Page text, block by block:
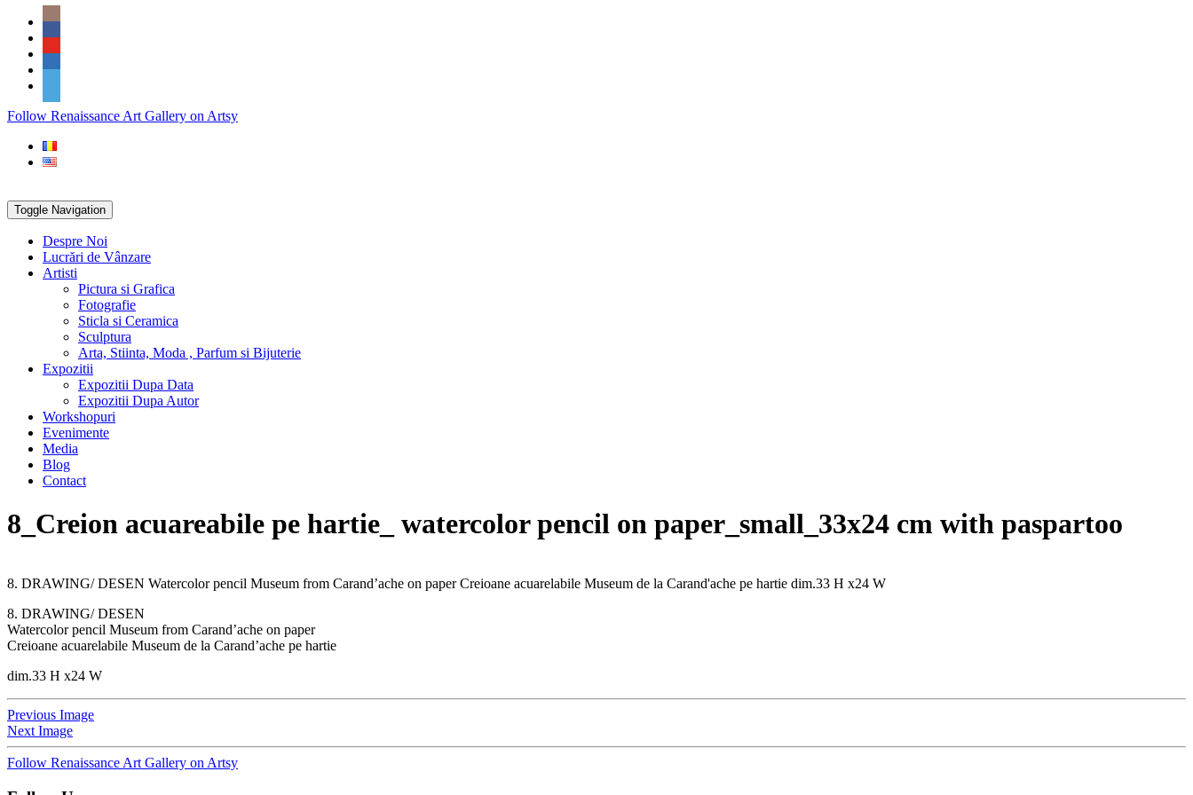
Skip
content
Social
Icons
PARTENER
Follow Renaissance Art Gallery on Artsy
Toggle Navigation
Despre Noi
Lucrări de Vânzare
Artisti
Pictura si Grafica
Fotografie
Sticla si Ceramica
Sculptura
Arta, Stiinta, Moda , Parfum si Bijuterie
Expozitii
Expozitii Dupa Data
Expozitii Dupa Autor
Workshopuri
Evenimente
Media
Blog
Contact
8_Creion acuareabile pe hartie_ watercolor pencil on paper_small_33x24 cm with paspartoo
8. DRAWING/ DESEN Watercolor pencil Museum from Carand’ache on paper Creioane acuarelabile Museum de la Carand'ache pe hartie dim.33 H x24 W
8. DRAWING/ DESEN
Watercolor pencil Museum from Carand’ache on paper
Creioane acuarelabile Museum de la Carand’ache pe hartie
dim.33 H x24 W
Previous Image
Next Image
Follow Renaissance Art Gallery on Artsy